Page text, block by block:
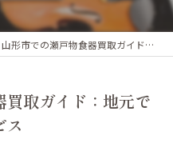
山形市での瀬戸物食器買取ガイド：地元で見つけるお得なサービス
取ガイド：地元で
ス